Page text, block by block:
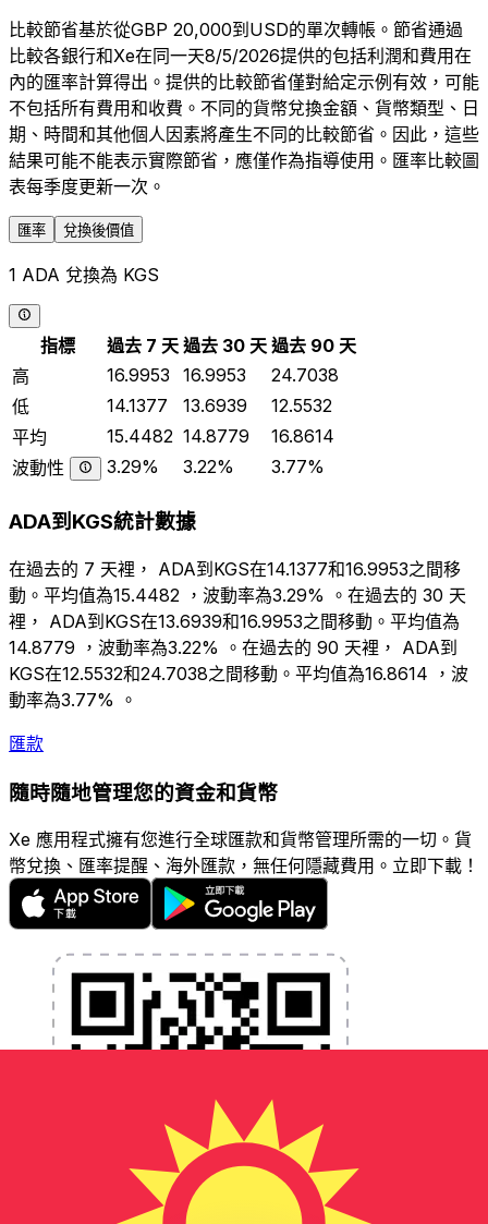
比較節省基於從GBP 20,000到USD的單次轉帳。節省通過
比較各銀行和Xe在同一天8/5/2026提供的包括利潤和費用在
內的匯率計算得出。提供的比較節省僅對給定示例有效，可能
不包括所有費用和收費。不同的貨幣兌換金額、貨幣類型、日
期、時間和其他個人因素將產生不同的比較節省。因此，這些
結果可能不能表示實際節省，應僅作為指導使用。匯率比較圖
表每季度更新一次。
匯率 兌換後價值
1 ADA 兌換為 KGS
指標 過去 7 天 過去 30 天 過去 90 天
高
16.9953 16.9953
24.7038
低
14.1377 13.6939
12.5532
平均
15.4482 14.8779
16.8614
波動性
3.29% 3.22% 3.77%
ADA到KGS統計數據
在過去的 7 天裡， ADA到KGS在14.1377和16.9953之間移
動。平均值為15.4482 ，波動率為3.29% 。在過去的 30 天
裡， ADA到KGS在13.6939和16.9953之間移動。平均值為
14.8779 ，波動率為3.22% 。在過去的 90 天裡， ADA到
KGS在12.5532和24.7038之間移動。平均值為16.8614 ，波
動率為3.77% 。
匯款
隨時隨地管理您的資金和貨幣
Xe 應用程式擁有您進行全球匯款和貨幣管理所需的一切。貨
幣兌換、匯率提醒、海外匯款，無任何隱藏費用。立即下載！